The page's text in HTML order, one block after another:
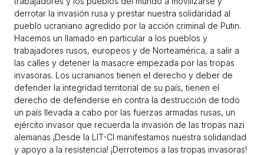
derrotar la invasión rusa y prestar nuestra solidaridad al
pueblo ucraniano agredido por la acción criminal de Putin.
Hacemos un llamado en particular a los pueblos y
trabajadores rusos, europeos y de Norteamérica, a salir a
las calles y detener la masacre empezada por las tropas
invasoras. Los ucranianos tienen el derecho y deber de
defender la integridad territorial de su país, tienen el
derecho de defenderse en contra la destrucción de todo
un país llevada a cabo por las fuerzas armadas rusas, un
ejército invasor que recuerda la invasión de las tropas nazi
alemanas ¡Desde la LIT-CI manifestamos nuestra solidaridad
y apoyo a la resistencia! ¡Derrotemos a las tropas invasoras!